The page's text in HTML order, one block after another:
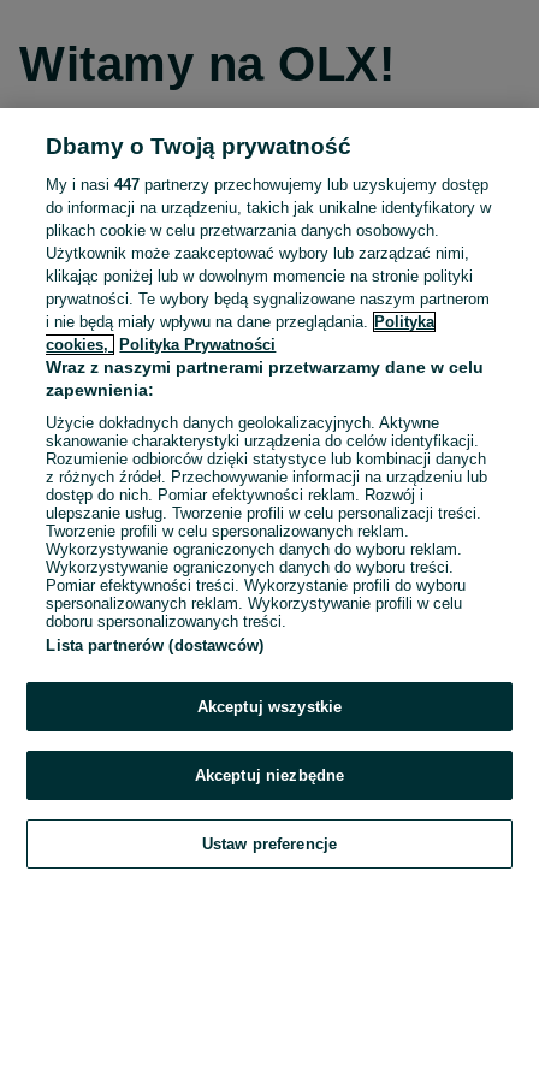
Witamy na OLX!
Kontynuuj przez Facebooka
Kontynuuj przez konto Apple
Kontynuuj przez konto Google
LUB
E-mail
Hasło
Zaloguj się
Kontynuując za pośrednictwem jednego z dostawców wskazanych powyżej,
OLX.pl w jego aktualnym brzmieniu.
Dbamy o Twoją prywatność
My i nasi447 partnerzy przechowujemy lub uzyskujemy dostęp
do informacji na urządzeniu, takich jak unikalne identyfikatory w
plikach cookie w celu przetwarzania danych osobowych.
Użytkownik może zaakceptować wybory lub zarządzać nimi,
klikając poniżej lub w dowolnym momencie na stronie polityki
prywatności. Te wybory będą sygnalizowane naszym partnerom
i nie będą miały wpływu na dane przeglądania.
Polityka
cookies,
Polityka Prywatności
Wraz z naszymi partnerami przetwarzamy dane w celu
zapewnienia:
Użycie dokładnych danych geolokalizacyjnych. Aktywne
skanowanie charakterystyki urządzenia do celów identyfikacji.
Rozumienie odbiorców dzięki statystyce lub kombinacji danych
z różnych źródeł. Przechowywanie informacji na urządzeniu lub
dostęp do nich. Pomiar efektywności reklam. Rozwój i
ulepszanie usług. Tworzenie profili w celu personalizacji treści.
Tworzenie profili w celu spersonalizowanych reklam.
Wykorzystywanie ograniczonych danych do wyboru reklam.
Wykorzystywanie ograniczonych danych do wyboru treści.
Pomiar efektywności treści. Wykorzystanie profili do wyboru
spersonalizowanych reklam. Wykorzystywanie profili w celu
doboru spersonalizowanych treści.
Lista partnerów (dostawców)
Akceptuj wszystkie
Akceptuj niezbędne
Ustaw preferencje